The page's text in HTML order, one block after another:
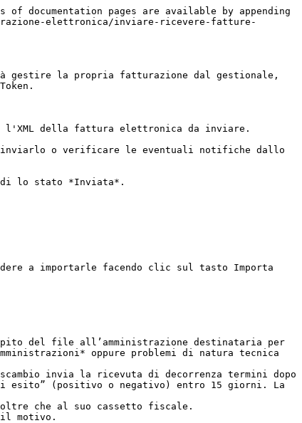
documentation pages are available by appending
elettronica/inviare-ricevere-fatture-
gestire la propria fatturazione dal gestionale,
l'XML della fattura elettronica da inviare.
inviarlo o verificare le eventuali notifiche dallo
lo stato *Inviata*.
a importarle facendo clic sul tasto Importa
del file all’amministrazione destinataria per
oppure problemi di natura tecnica
invia la ricevuta di decorrenza termini dopo
esito” (positivo o negativo) entro 15 giorni. La
che al suo cassetto fiscale.
motivo.